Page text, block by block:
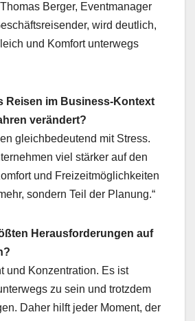
Berger, Eventmanager
wird deutlich,
und Komfort unterwegs
Reisen im Business-Kontext
verändert?
gleichbedeutend mit Stress.
viel stärker auf den
und Freizeitmöglichkeiten
sondern Teil der Planung.“
Herausforderungen auf
und Konzentration. Es ist
zu sein und trotzdem
Daher hilft jeder Moment, der